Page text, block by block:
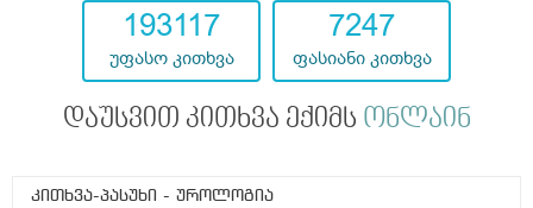
193117
უფასო კითხვა
7247
ფასიანი კითხვა
დაუსვით კითხვა ექიმს ონლაინ
კითხვა-პასუხი - უროლოგია